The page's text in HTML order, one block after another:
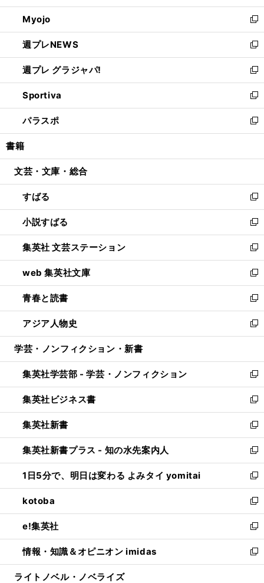
開
く
ウ
で
開
く
ン
ド
ウ
で
開
く
ウ
ィ
ン
ド
ウ
で
開
く
Myojo
新
し
い
ウ
ィ
ン
ド
ウ
で
開
週プレNEWS
新
し
い
ウ
ィ
ン
ド
ウ
開
週プレ グラジャパ!
新
し
い
ウ
ィ
ン
ウ
開
く
Sportiva
新
し
い
ウ
ン
ウ
で
開
く
パラスポ
新
し
ウ
ン
ド
ウ
で
開
く
書籍
文芸・文庫・総合
すばる
新
し
い
ウ
ィ
ン
ド
ウ
で
開
く
小説すばる
新
し
い
ウ
ィ
ン
ド
ウ
で
開
集英社 文芸ステーション
新
し
い
ウ
ィ
ン
ド
ウ
開
く
web 集英社文庫
新
し
い
ウ
ィ
ン
ウ
で
開
く
青春と読書
新
し
い
ウ
ン
ド
ウ
で
開
く
アジア人物史
新
し
ウ
ィ
ン
ド
ウ
で
開
く
学芸・ノンフィクション・新書
集英社学芸部 - 学芸・ノンフィクション
新
し
い
ウ
ィ
ン
ド
ウ
で
開
く
集英社ビジネス書
新
し
い
ウ
ィ
ン
ド
ウ
で
開
く
集英社新書
新
し
い
ウ
ィ
ン
ド
ウ
で
開
く
集英社新書プラス - 知の水先案内人
新
し
い
ウ
ィ
ン
ド
ウ
で
開
1日5分で、明日は変わる よみタイ yomitai
新
し
い
ウ
ィ
ン
ド
ウ
kotoba
新
し
い
ウ
ィ
ン
e!集英社
新
し
い
ウ
情報・知識＆オピニオン imidas
新
し
ライトノベル・ノベライズ